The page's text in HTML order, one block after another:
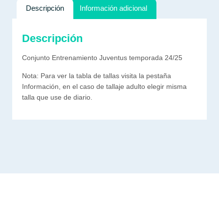
Descripción Información adicional
Descripción
Conjunto Entrenamiento Juventus temporada 24/25
Nota: Para ver la tabla de tallas visita la pestaña
Información, en el caso de tallaje adulto elegir misma
talla que use de diario.